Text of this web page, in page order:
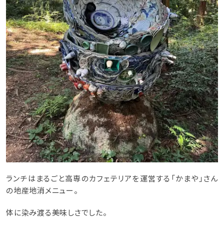
ランチはまるごと高専のカフェテリアを運営する「かまや」さん
の地産地消メニュー。
体に染み渡る美味しさでした。